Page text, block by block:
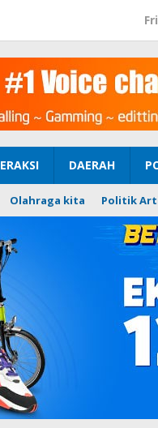
DAERAH
Olahraga kita Politik